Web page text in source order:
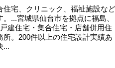
住宅、クリニック、福祉施設な
...宮城県仙台市を拠点に福島、
建住宅・集合住宅・店舗併用住
。200件以上の住宅設計実績あ
...